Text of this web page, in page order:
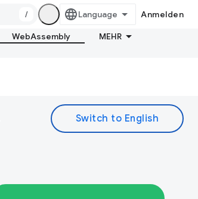
/ Anmelden
WebAssembly MEHR